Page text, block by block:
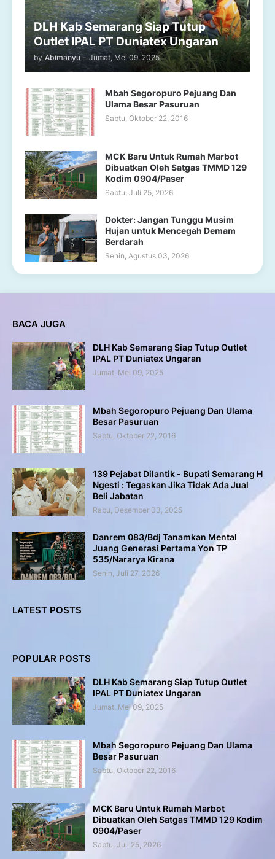
DLH Kab Semarang Siap Tutup
Outlet IPAL PT Duniatex Ungaran
by Abimanyu - Jumat, Mei 09, 2025
Mbah Segoropuro Pejuang Dan
Ulama Besar Pasuruan
Sabtu, Oktober 22, 2016
MCK Baru Untuk Rumah Marbot
Dibuatkan Oleh Satgas TMMD 129
Kodim 0904/Paser
Sabtu, Juli 25, 2026
Dokter: Jangan Tunggu Musim
Hujan untuk Mencegah Demam
Berdarah
Senin, Agustus 03, 2026
BACA JUGA
DLH Kab Semarang Siap Tutup Outlet
IPAL PT Duniatex Ungaran
Jumat, Mei 09, 2025
Mbah Segoropuro Pejuang Dan Ulama
Besar Pasuruan
Sabtu, Oktober 22, 2016
139 Pejabat Dilantik - Bupati Semarang H
Ngesti : Tegaskan Jika Tidak Ada Jual
Beli Jabatan
Rabu, Desember 03, 2025
Danrem 083/Bdj Tanamkan Mental
Juang Generasi Pertama Yon TP
535/Nararya Kirana
Senin, Juli 27, 2026
LATEST POSTS
POPULAR POSTS
DLH Kab Semarang Siap Tutup Outlet
IPAL PT Duniatex Ungaran
Jumat, Mei 09, 2025
Mbah Segoropuro Pejuang Dan Ulama
Besar Pasuruan
Sabtu, Oktober 22, 2016
MCK Baru Untuk Rumah Marbot
Dibuatkan Oleh Satgas TMMD 129 Kodim
0904/Paser
Sabtu, Juli 25, 2026